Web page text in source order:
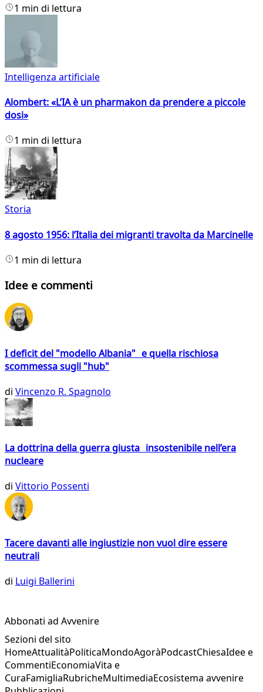
1 min di lettura
Intelligenza artificiale
Alombert: «L’IA è un pharmakon da prendere a piccole
dosi»
1 min di lettura
Storia
8 agosto 1956: l’Italia dei migranti travolta da Marcinelle
1 min di lettura
Idee e commenti
I deficit del "modello Albania" e quella rischiosa
scommessa sugli "hub"
di Vincenzo R. Spagnolo
La dottrina della guerra giusta insostenibile nell’era
nucleare
di Vittorio Possenti
Tacere davanti alle ingiustizie non vuol dire essere
neutrali
di Luigi Ballerini
Abbonati ad Avvenire
Sezioni del sito
HomeAttualitàPoliticaMondoAgoràPodcastChiesaIdee e
CommentiEconomiaVita e
CuraFamigliaRubricheMultimediaEcosistema avvenire